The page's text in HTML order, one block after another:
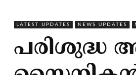
LATEST UPDATES NEWS UPDATES
പരിശുദ്ധ